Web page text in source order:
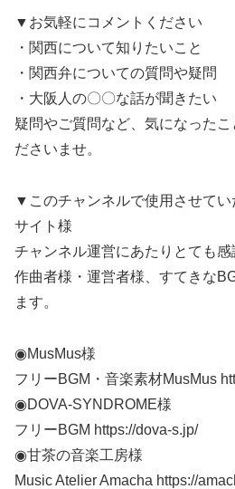
▼お気軽にコメントください
・関西について知りたいこと
・関西弁についての質問や疑問
・大阪人の〇〇な話が聞きたい
疑問やご質問など、気になったこ
ださいませ。
▼このチャンネルで使用させてい
サイト様
チャンネル運営にあたりとても感
作曲者様・運営者様、すてきな
ます。
◉MusMus様
フリーBGM・音楽素材MusMus
◉DOVA-SYNDROME様
フリーBGM https://dova-s.jp/
◉甘茶の音楽工房様
Music Atelier Amacha https://